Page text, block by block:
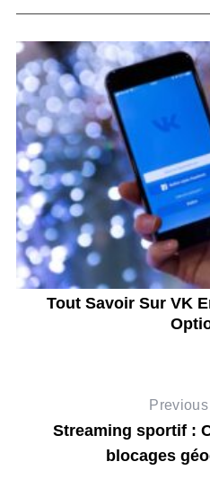
Tout Savoir Sur VK
Streaming sportif :
blocages